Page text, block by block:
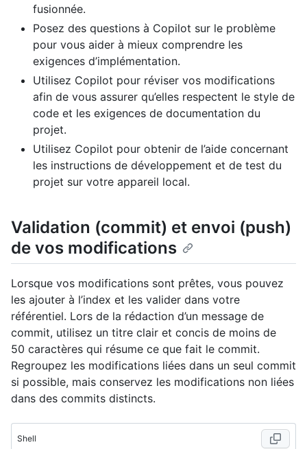
fusionnée.
Posez des questions à Copilot sur le problème
pour vous aider à mieux comprendre les
exigences d’implémentation.
Utilisez Copilot pour réviser vos modifications
afin de vous assurer qu’elles respectent le style de
code et les exigences de documentation du
projet.
Utilisez Copilot pour obtenir de l’aide concernant
les instructions de développement et de test du
projet sur votre appareil local.
Validation (commit) et envoi (push)
de vos modifications
Lorsque vos modifications sont prêtes, vous pouvez
les ajouter à l’index et les valider dans votre
référentiel. Lors de la rédaction d’un message de
commit, utilisez un titre clair et concis de moins de
50 caractères qui résume ce que fait le commit.
Regroupez les modifications liées dans un seul commit
si possible, mais conservez les modifications non liées
dans des commits distincts.
Shell